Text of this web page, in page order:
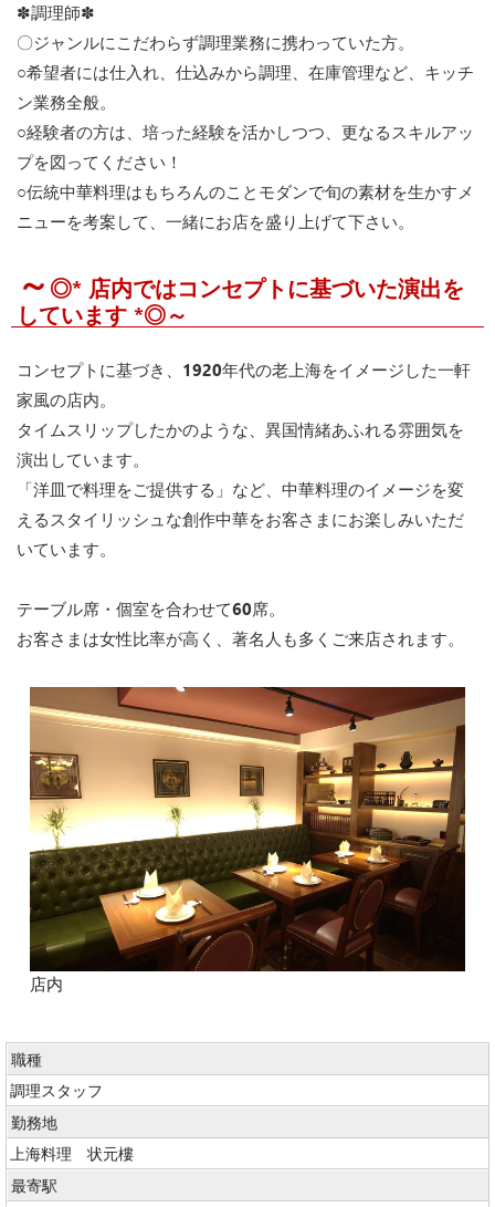
✽調理師✽
〇ジャンルにこだわらず調理業務に携わっていた方。
○希望者には仕入れ、仕込みから調理、在庫管理など、キッチ
ン業務全般。
○経験者の方は、培った経験を活かしつつ、更なるスキルアッ
プを図ってください！
○伝統中華料理はもちろんのことモダンで旬の素材を生かすメ
ニューを考案して、一緒にお店を盛り上げて下さい。
～ ◎* 店内ではコンセプトに基づいた演出を
しています *◎～
コンセプトに基づき、1920年代の老上海をイメージした一軒
家風の店内。
タイムスリップしたかのような、異国情緒あふれる雰囲気を
演出しています。
「洋皿で料理をご提供する」など、中華料理のイメージを変
えるスタイリッシュな創作中華をお客さまにお楽しみいただ
いています。
テーブル席・個室を合わせて60席。
お客さまは女性比率が高く、著名人も多くご来店されます。
店内
職種
調理スタッフ
勤務地
上海料理 状元樓
最寄駅